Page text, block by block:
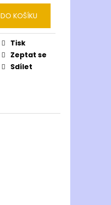
DO KOŠÍKU
Tisk
Zeptat se
Sdílet